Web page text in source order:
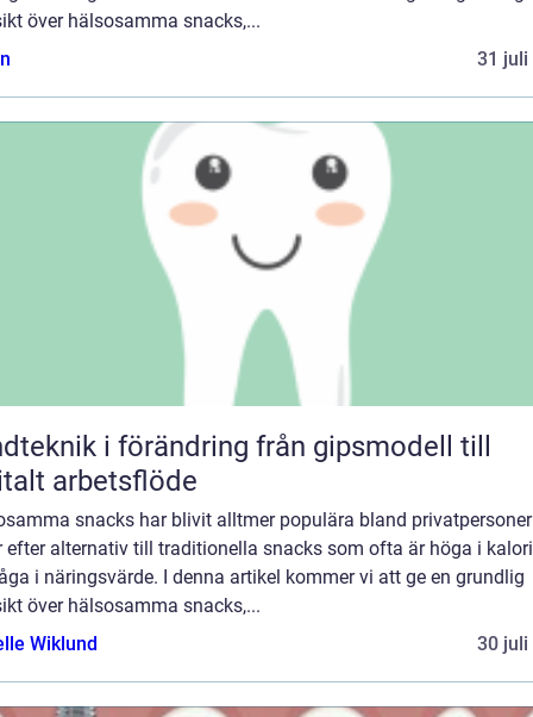
över hälsosamma snacks,...
31 juli
i förändring från gipsmodell till
arbetsflöde
snacks har blivit alltmer populära bland
efter alternativ till traditionella snacks som ofta är höga i
i näringsvärde. I denna artikel kommer vi att ge en grundlig
över hälsosamma snacks,...
Wiklund
30 juli